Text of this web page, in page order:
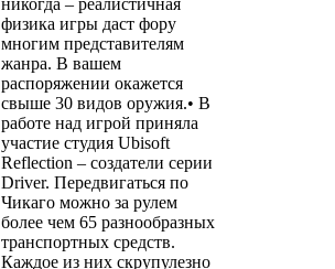
никогда – реалистичная
физика игры даст фору
многим представителям
жанра. В вашем
распоряжении окажется
свыше 30 видов оружия.• В
работе над игрой приняла
участие студия Ubisoft
Reflection – создатели серии
Driver. Передвигаться по
Чикаго можно за рулем
более чем 65 разнообразных
транспортных средств.
Каждое из них скрупулезно